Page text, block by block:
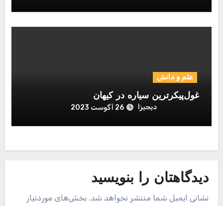
علم و دانش
غول‌پیکرترین سیاره در کیهان
دیجیزا 26 آگوست 2023
دیدگاهتان را بنویسید
نشانی ایمیل شما منتشر نخواهد شد. بخش‌های موردنیاز